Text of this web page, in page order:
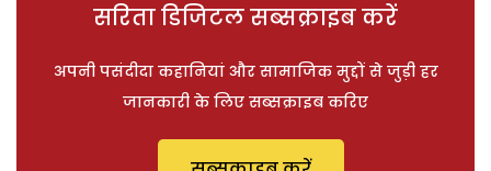
सरिता डिजिटल सब्सक्राइब करें
अपनी पसंदीदा कहानियां और सामाजिक मुद्दों से जुड़ी हर
जानकारी के लिए सब्सक्राइब करिए